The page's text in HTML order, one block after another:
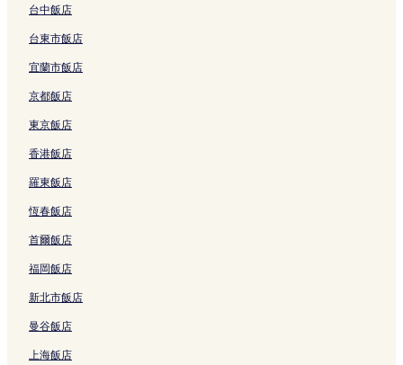
結
台中飯店
台東市飯店
宜蘭市飯店
京都飯店
東京飯店
香港飯店
羅東飯店
恆春飯店
首爾飯店
福岡飯店
新北市飯店
曼谷飯店
上海飯店